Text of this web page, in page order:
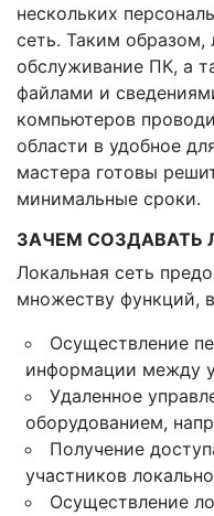
нескольких
сеть. Таким образом,
обслуживание ПК, а
файлами и
компьютеров
области в удобное
мастера готовы
минимальные сроки.
ЗАЧЕМ СОЗДАВАТЬ
Локальная сеть
множеству функций,
Осуществление
информации между
Удаленное
оборудованием,
Получение
участников
Осуществление